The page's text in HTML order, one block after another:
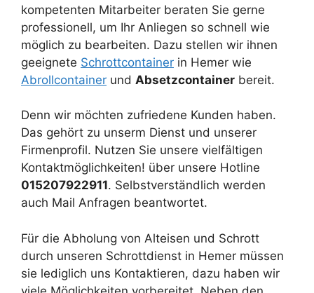
kompetenten Mitarbeiter beraten Sie gerne
professionell, um Ihr Anliegen so schnell wie
möglich zu bearbeiten. Dazu stellen wir ihnen
geeignete Schrottcontainer in Hemer wie
Abrollcontainer und Absetzcontainer bereit.
Denn wir möchten zufriedene Kunden haben.
Das gehört zu unserm Dienst und unserer
Firmenprofil. Nutzen Sie unsere vielfältigen
Kontaktmöglichkeiten! über unsere Hotline
015207922911. Selbstverständlich werden
auch Mail Anfragen beantwortet.
Für die Abholung von Alteisen und Schrott
durch unseren Schrottdienst in Hemer müssen
sie lediglich uns Kontaktieren, dazu haben wir